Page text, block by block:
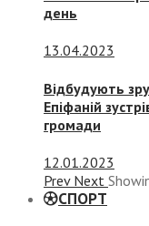
день
13.04.2023
Відбудують
Епіфаній
громади
12.01.2023
Prev Next
СПОРТ